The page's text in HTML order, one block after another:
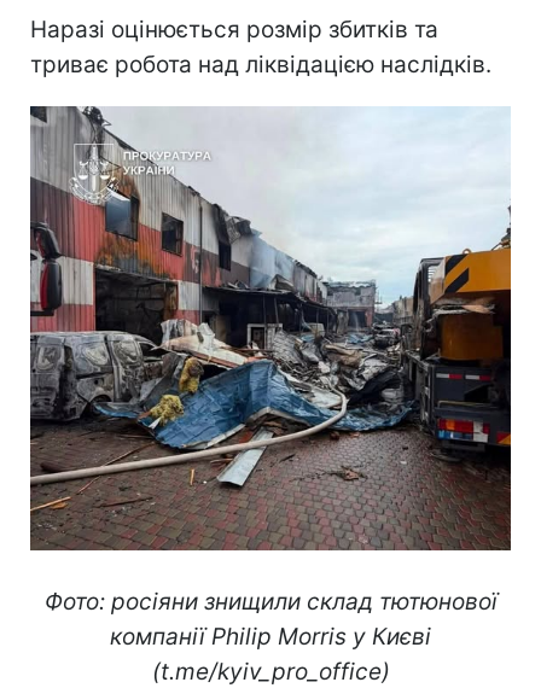
Наразі оцінюється розмір збитків та
триває робота над ліквідацією наслідків.
Фото: росіяни знищили склад тютюнової
компанії Philip Morris у Києві
(t.me/kyiv_pro_office)